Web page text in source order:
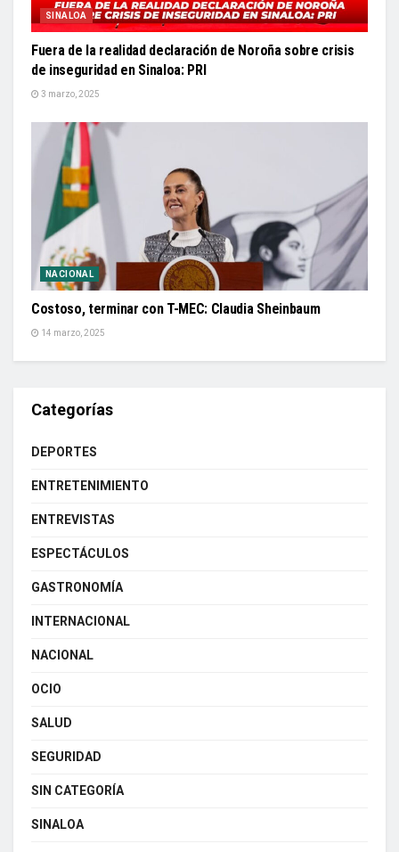
SINALOA
Fuera de la realidad declaración de Noroña sobre crisis
de inseguridad en Sinaloa: PRI
3 marzo, 2025
NACIONAL
Costoso, terminar con T-MEC: Claudia Sheinbaum
14 marzo, 2025
Categorías
DEPORTES
ENTRETENIMIENTO
ENTREVISTAS
ESPECTÁCULOS
GASTRONOMÍA
INTERNACIONAL
NACIONAL
OCIO
SALUD
SEGURIDAD
SIN CATEGORÍA
SINALOA